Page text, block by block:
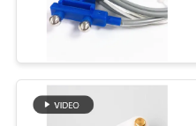
SITEMAP
PRIVACY
POLICY
De
de